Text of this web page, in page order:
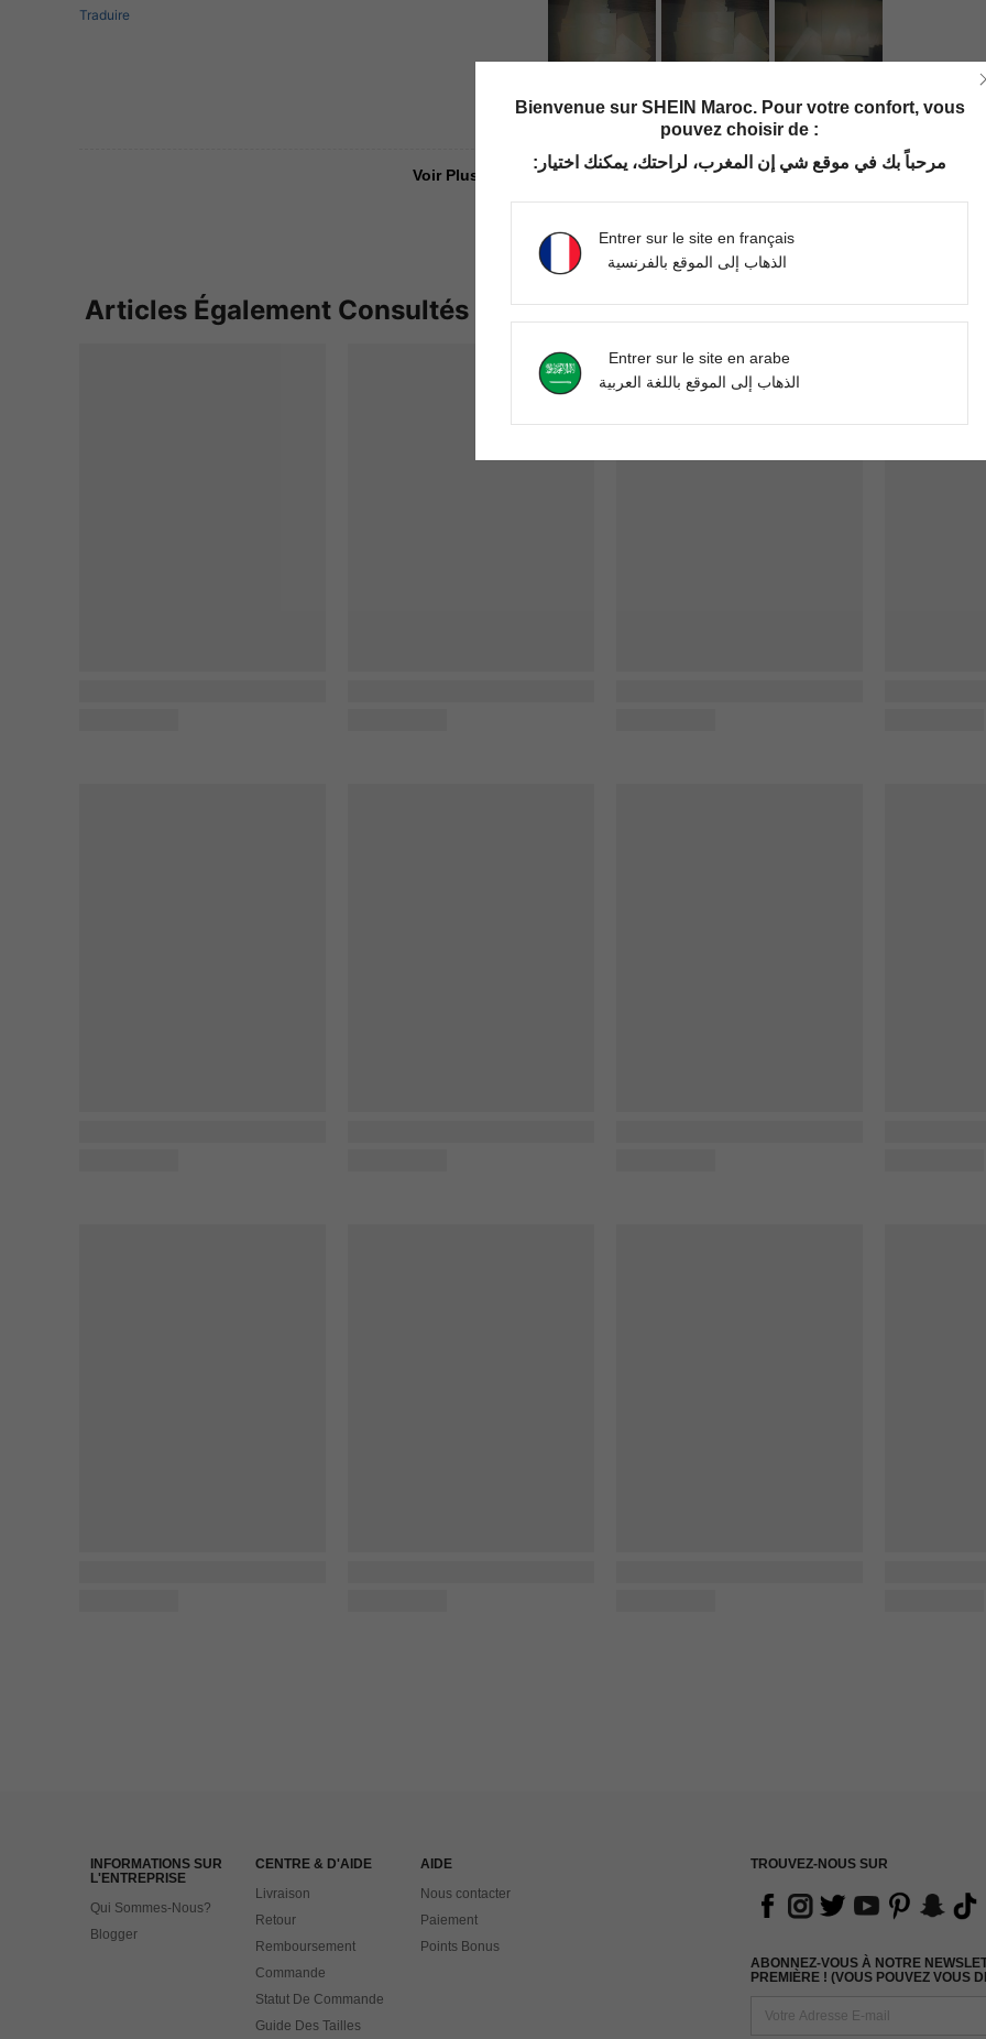
Traduire
Utile (0)
Voir Plus D'avis
Articles Également Consultés
INFORMATIONS SUR
L'ENTREPRISE
Qui Sommes-Nous?
Blogger
CENTRE & D'AIDE
Livraison
Retour
Remboursement
Commande
Statut De Commande
Guide Des Tailles
AIDE
Nous contacter
Paiement
Points Bonus
TROUVEZ-NOUS SUR
ABONNEZ-VOUS À NOTRE
PREMIÈRE ! (VOUS POUVEZ VOUS
Bienvenue sur SHEIN Maroc. Pour votre confort, vous
pouvez choisir de :
مرحباً بك في موقع شي إن المغرب، لراحتك، يمكنك اختيار:
Entrer sur le site en français
الذهاب إلى الموقع بالفرنسية
Entrer sur le site en arabe
الذهاب إلى الموقع باللغة العربية